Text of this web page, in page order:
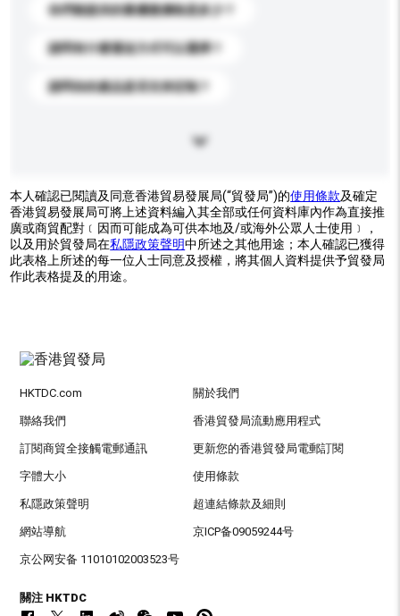
你們能提供的最優惠價格是多少？
請問有什麼運送方式可以選擇？
請問你的產品是否支持定制？
本人確認已閱讀及同意香港貿易發展局(“貿發局”)的使用條款及確定
香港貿易發展局可將上述資料編入其全部或任何資料庫內作為直接推
廣或商貿配對﹝因而可能成為可供本地及/或海外公眾人士使用﹞，
以及用於貿發局在私隱政策聲明中所述之其他用途；本人確認已獲得
此表格上所述的每一位人士同意及授權，將其個人資料提供予貿發局
作此表格提及的用途。
HKTDC.com 關於我們
聯絡我們 香港貿發局流動應用程式
訂閱商貿全接觸電郵通訊 更新您的香港貿發局電郵訂閱
字體大小 使用條款
私隱政策聲明 超連結條款及細則
網站導航 京ICP备09059244号
京公网安备 11010102003523号
關注 HKTDC